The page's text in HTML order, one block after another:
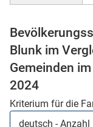
(Mikrozensus)
Blunk im
Gemeinden
2024
Kriterium für die